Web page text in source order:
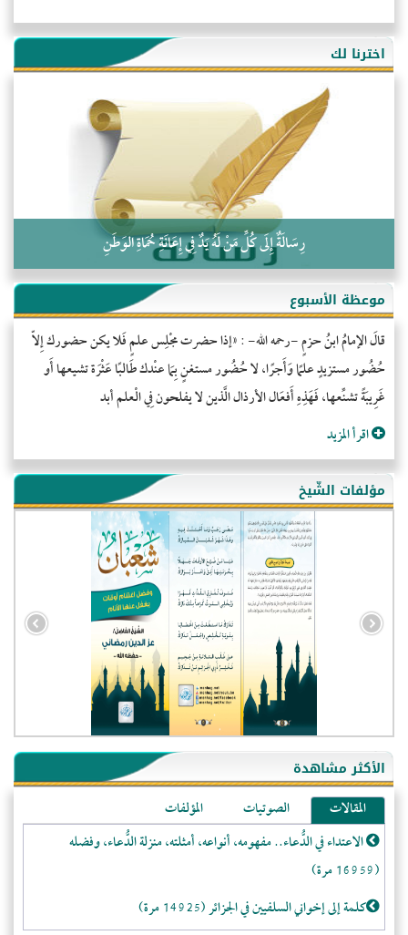
هذه سبيلنا فماذا تنقمون؟!
أُسُـسُ بَـيْـتِ الـمُسْـلِمِ
التَّعْلِيمُ القُرْآنِي
كلمة إلى إخواني السلفيين في الجزائر
اخترنا لك
رِسَالَةٌ إِلَى كُلِّ مَنْ لَهُ يَدٌ فِي إِعَانَةِ حُمَاةِ الوَطَنِ
موعظة الأسبوع
قالَ الإمامُ ابنُ حزمٍ -رحمه الله- : «إذا حضرت مجْلِس علمٍ فَلا يكن حضورك إِلاّ
حُضُور مستزيدٍ علمًا وَأَجرًا، لا حُضُور مستغنٍ بِمَا عنْدك طَالبًا عَثْرَة تشيعها أَو
غَرِيبَةً تشنِّعها، فَهَذِهِ أَفعَال الأرذال الَّذين لا يفلحون فِي الْعلم أبد
اقرأ المزيد
مؤلفات الشّيخ
الأكثر مشاهدة
المقالات الصوتيات
المؤلفات
الاعتداء في الدُّعاء.. مفهومه، أنواعه، أمثلته، منزلة الدُّعاء، وفضله
(16959 مرة)
كلمة إلى إخواني السلفيين في الجزائر (14925 مرة)
- الولايات المتحدة (72266)
- فيتنام (21500)
-غير معروف (21135)
- الصين (10601)
- كندا (10255)
- فرنسا (9109)
- المملكة المتحدة (5500)